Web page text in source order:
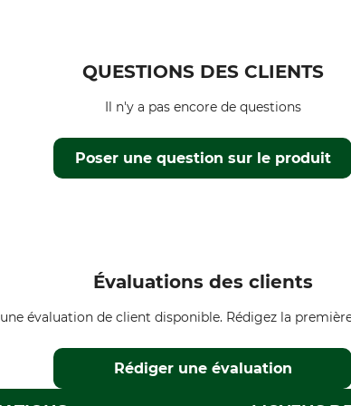
QUESTIONS DES CLIENTS
Poser une question sur le produit
Il n'y a pas encore de questions
Évaluations des clients
évaluation de client disponible. Rédigez la
Rédiger une évaluation